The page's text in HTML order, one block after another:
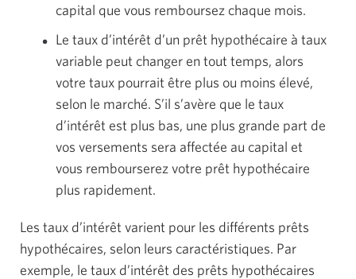
capital que vous remboursez chaque mois.
Le taux d’intérêt d’un prêt hypothécaire à taux
variable peut changer en tout temps, alors
votre taux pourrait être plus ou moins élevé,
selon le marché. S’il s’avère que le taux
d’intérêt est plus bas, une plus grande part de
vos versements sera affectée au capital et
vous rembourserez votre prêt hypothécaire
plus rapidement.
Les taux d’intérêt varient pour les différents prêts
hypothécaires, selon leurs caractéristiques. Par
exemple, le taux d’intérêt des prêts hypothécaires